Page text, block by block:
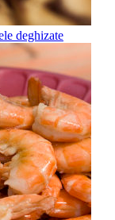
deghizate